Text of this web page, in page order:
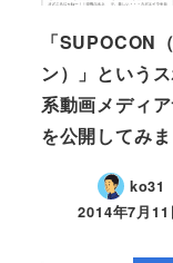
「SUPOCON
ン）」という
系動画メディ
を公開してみ
ko31
2014年7月11